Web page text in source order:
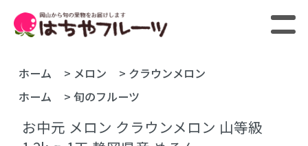
ホーム > メロン > クラウンメロン
ホーム
>旬のフルーツ
お中元 メロン クラウンメロン 山等級